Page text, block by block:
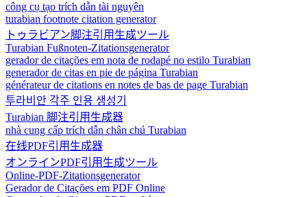
công cụ tạo trích dẫn tài nguyên
turabian footnote citation generator
トゥラビアン脚注引用生成ツール
Turabian Fußnoten-Zitationsgenerator
gerador de citações em nota de rodapé no estilo Turabian
generador de citas en pie de página Turabian
générateur de citations en notes de bas de page Turabian
투라비안 각주 인용 생성기
Turabian 脚注引用生成器
nhà cung cấp trích dẫn chân chú Turabian
在线PDF引用生成器
オンラインPDF引用生成ツール
Online-PDF-Zitationsgenerator
Gerador de Citações em PDF Online